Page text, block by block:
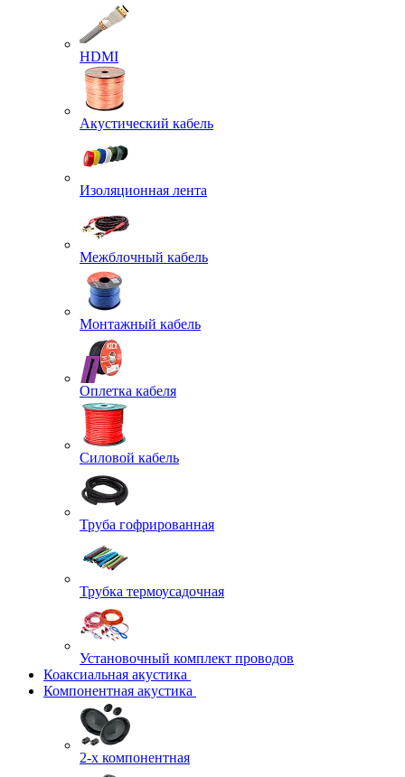
HDMI
Акустический кабель
Изоляционная лента
Межблочный кабель
Монтажный кабель
Оплетка кабеля
Силовой кабель
Труба гофрированная
Трубка термоусадочная
Установочный комплект проводов
Коаксиальная акустика
Компонентная акустика
2-х компонентная